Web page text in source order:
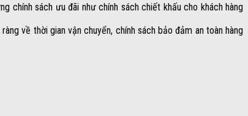
chính sách ưu đãi như chính sách chiết khấu cho khách hàng
về thời gian vận chuyển, chính sách bảo đảm an toàn hàng